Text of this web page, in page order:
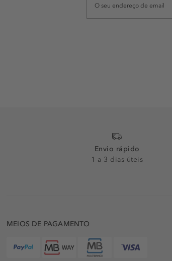
Envio rápido
1 a 3 dias úteis
MEIOS DE PAGAMENTO